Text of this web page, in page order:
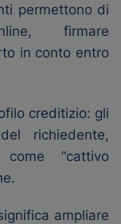
permettono di
firmare
in conto entro
creditizio: gli
richiedente,
come “cattivo
ampliare